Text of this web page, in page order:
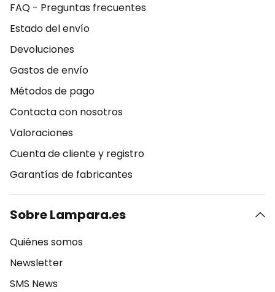
FAQ - Preguntas frecuentes
Estado del envío
Devoluciones
Gastos de envío
Métodos de pago
Contacta con nosotros
Valoraciones
Cuenta de cliente y registro
Garantías de fabricantes
Sobre Lampara.es
Quiénes somos
Newsletter
SMS News